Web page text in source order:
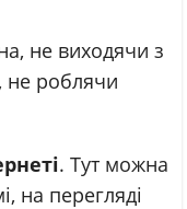
не виходячи з
не роблячи
. Тут можна
на перегляді